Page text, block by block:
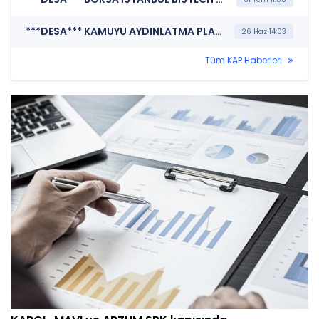
***DESA*** KAMUYU AYDINLATMA PLATFORMU (Pay Alım Satım Bildirimi) 26 Haz 14:03
Tüm KAP Haberleri